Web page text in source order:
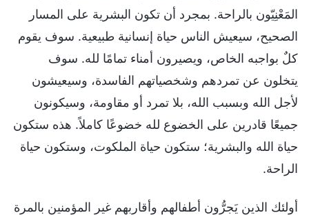
المَعْنِيّون بالراحة. بمجرد أن تكون البشرية على المسار
الصحيح، سيعيش الناس حياة إنسانية طبيعية. سوف يقوم
كلٌ بواجبه الخاص، ويصيرون أمناء تمامًا لله. سوف
يتخلون عن تمردهم وشخصياتهم الفاسدة، وسيعيشون
لأجل الله وبسبب الله، بلا تمرد أو مقاومة، وسيكونون
جميعًا قادرين على الخضوع لله خضوعًا كاملاً. هذه ستكون
حياة الله والبشرية؛ ستكون حياة الملكوت، وستكون حياة
الراحة.
أولئك الذين يَجرُّون أطفالهم وأقاربهم غير المؤمنين بالمرة